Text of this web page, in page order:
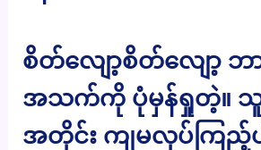
စိတ်လျော့စိတ်လျော့ ဘာ
အသက်ကို ပုံမှန်ရှုတဲ့။ သူ
အတိုင်း ကျမလုပ်ကြည့်